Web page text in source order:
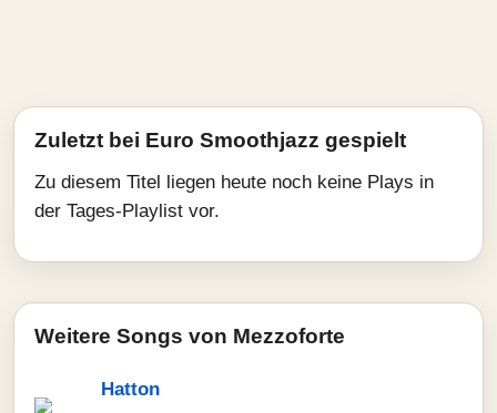
Zuletzt bei Euro Smoothjazz gespielt
Zu diesem Titel liegen heute noch keine Plays in
der Tages-Playlist vor.
Weitere Songs von Mezzoforte
Hatton